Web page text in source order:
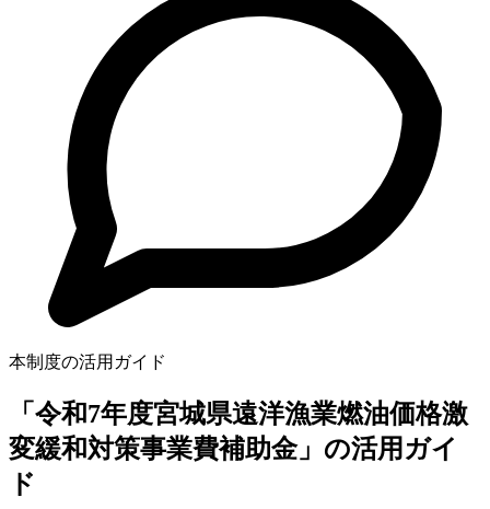
本制度の活用ガイド
「令和7年度宮城県遠洋漁業燃油価格激
変緩和対策事業費補助金」の活用ガイ
ド